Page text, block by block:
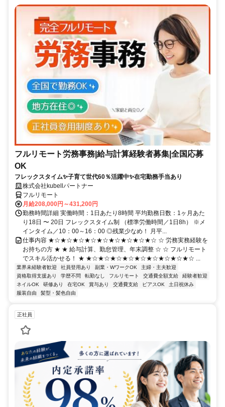
フルリモート労務事務|給与計算経験者募集|全国応募
OK
フレックスタイム✨子育て世代60％活躍中✨在宅勤務手当あり
株式会社kubellパートナー
フルリモート
月給208,000円～431,200円
勤務時間詳細 実働時間：1日あたり8時間 平均勤務日数：1ヶ月あた
り18日 〜 20日 フレックスタイム制 （標準労働時間／1日8h） ※メ
インタイム／10：00～16：00 ◎残業少なめ！ 月平...
仕事内容 ★☆★☆★☆★☆★☆★☆★☆★☆★☆ ☆ 労務実務経験を
お持ちの方 ★ ★ 給与計算、勤怠管理、年末調整 ☆ ☆ フルリモート
でスキル活かせる！ ★ ★☆★☆★☆★☆★☆★☆★☆★☆★☆ ...
業界未経験者歓迎 社員登用あり 副業・WワークOK
主婦・主夫歓迎
資格取得支援あり
学歴不問 転勤なし フルリモート 交通費全額支給
経験者歓迎
ネイルOK
研修あり 在宅OK 賞与あり 交通費支給 ピアスOK
土日祝休み
服装自由
髪型・髪色自由
正社員